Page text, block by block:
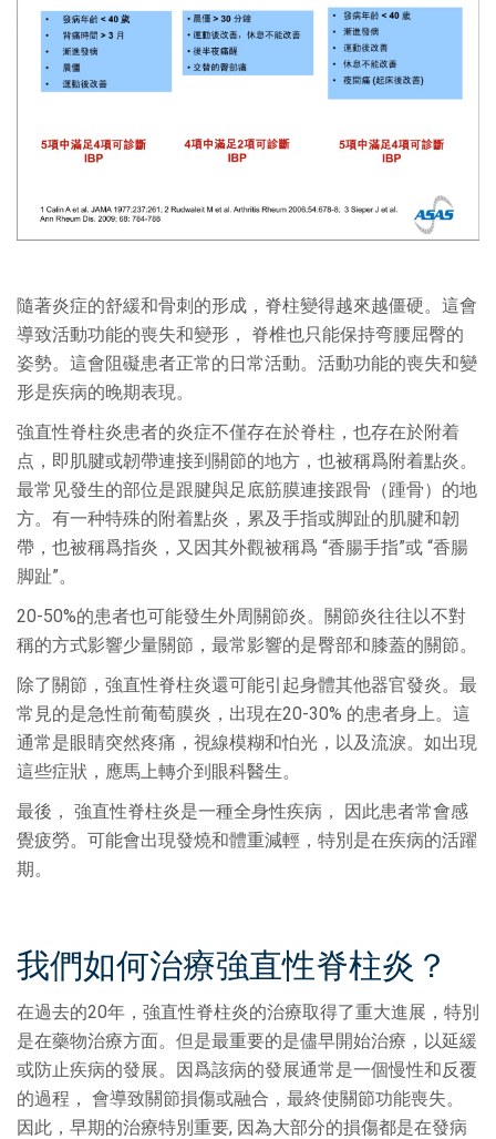
隨著炎症的舒緩和骨刺的形成，脊柱變得越來越僵硬。這會
導致活動功能的喪失和變形， 脊椎也只能保持弯腰屈臀的
姿勢。這會阻礙患者正常的日常活動。活動功能的喪失和變
形是疾病的晚期表現。
強直性脊柱炎患者的炎症不僅存在於脊柱，也存在於附着
点，即肌腱或韌帶連接到關節的地方，也被稱爲附着點炎。
最常见發生的部位是跟腱與足底筋膜連接跟骨（踵骨）的地
方。有一种特殊的附着點炎，累及手指或脚趾的肌腱和韌
帶，也被稱爲指炎，又因其外觀被稱爲 “香腸手指”或 “香腸
脚趾”。
20-50%的患者也可能發生外周關節炎。關節炎往往以不對
稱的方式影響少量關節，最常影響的是臀部和膝蓋的關節。
除了關節，強直性脊柱炎還可能引起身體其他器官發炎。最
常見的是急性前葡萄膜炎，出現在20-30% 的患者身上。這
通常是眼睛突然疼痛，視線模糊和怕光，以及流淚。如出現
這些症狀，應馬上轉介到眼科醫生。
最後， 強直性脊柱炎是一種全身性疾病， 因此患者常會感
覺疲勞。可能會出現發燒和體重減輕，特別是在疾病的活躍
期。
我們如何治療強直性脊柱炎？
在過去的20年，強直性脊柱炎的治療取得了重大進展，特別
是在藥物治療方面。但是最重要的是儘早開始治療，以延緩
或防止疾病的發展。因爲該病的發展通常是一個慢性和反覆
的過程， 會導致關節損傷或融合，最終使關節功能喪失。
因此，早期的治療特別重要, 因為大部分的損傷都是在發病